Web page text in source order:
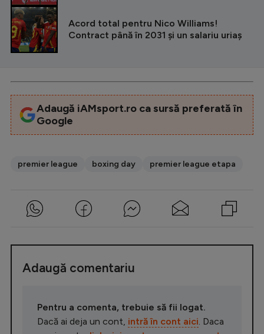
Acord total pentru Nico Williams!
Contract până în 2031 și un salariu uriaș
Adaugă iAMsport.ro ca sursă preferată în
Google
premier league boxing day premier league etapa
Adaugă comentariu
Pentru a comenta, trebuie să fii logat.
Dacă ai deja un cont, intră în cont aici . Daca